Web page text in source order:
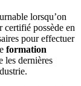
lorsqu’on
certifié possède en
pour effectuer
formation
les dernières